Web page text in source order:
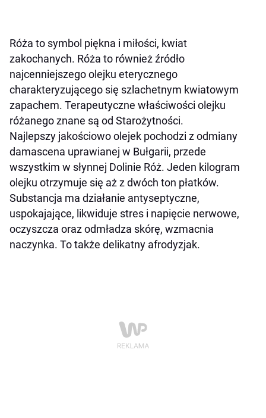
Róża to symbol piękna i miłości, kwiat
zakochanych. Róża to również źródło
najcenniejszego olejku eterycznego
charakteryzującego się szlachetnym kwiatowym
zapachem. Terapeutyczne właściwości olejku
różanego znane są od Starożytności.
Najlepszy jakościowo olejek pochodzi z odmiany
damascena uprawianej w Bułgarii, przede
wszystkim w słynnej Dolinie Róż. Jeden kilogram
olejku otrzymuje się aż z dwóch ton płatków.
Substancja ma działanie antyseptyczne,
uspokajające, likwiduje stres i napięcie nerwowe,
oczyszcza oraz odmładza skórę, wzmacnia
naczynka. To także delikatny afrodyzjak.